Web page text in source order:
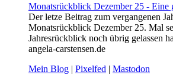
Monatsrückblick Dezember 25 - Eine
Der letze Beitrag zum vergangenen
Monatsrückblick Dezember 25. Mal
Jahresrückblick noch übrig gelassen
angela-carstensen.de
Mein Blog | Pixelfed | Mastodon